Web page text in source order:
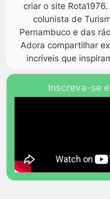
criar o site
colunista de
Pernambuco e das
Adora compartilhar
incríveis que
Inscreva-se